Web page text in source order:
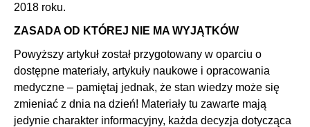
2018 roku.
ZASADA OD KTÓREJ NIE MA WYJĄTKÓW
Powyższy artykuł został przygotowany w oparciu o
dostępne materiały, artykuły naukowe i opracowania
medyczne – pamiętaj jednak, że stan wiedzy może się
zmieniać z dnia na dzień! Materiały tu zawarte mają
jedynie charakter informacyjny, każda decyzja dotycząca